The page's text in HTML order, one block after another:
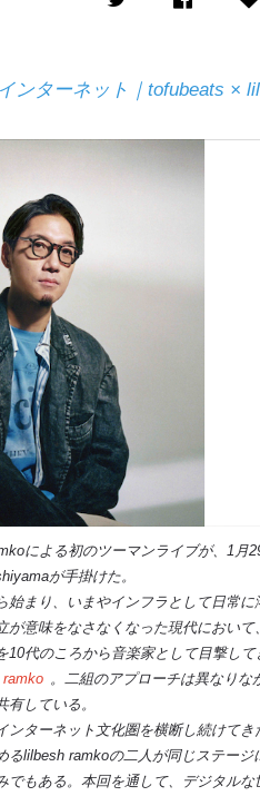
ンターネット｜tofubeats ×
による初のツーマンライブが、1月
が手掛けた。
始まり、いまやインフラとして日常
が意味をなさなくなった現代におい
10代のころから音楽家として目撃して
。二組のアプローチは異なり
有している。
ンターネット文化圏を横断し続けて
るlilbesh ramkoの二人が同じステー
でもある。本回を通して、デジタル